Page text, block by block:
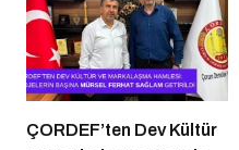
ÇORDEF’ten Dev Kültür